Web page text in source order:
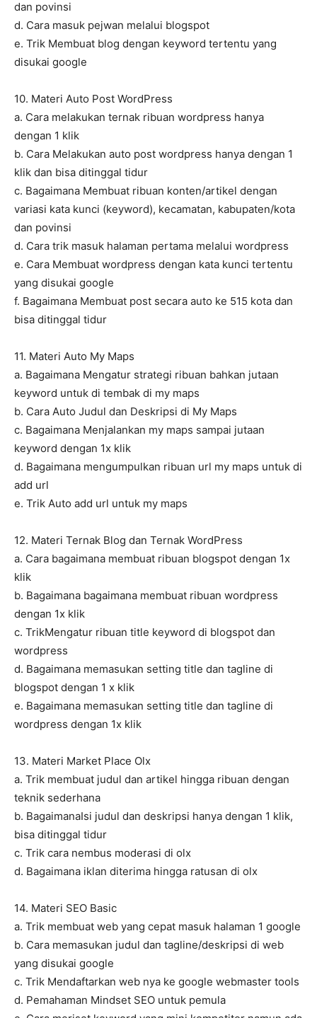
dan povinsi
d. Cara masuk pejwan melalui blogspot
e. Trik Membuat blog dengan keyword tertentu yang
disukai google
10. Materi Auto Post WordPress
a. Cara melakukan ternak ribuan wordpress hanya
dengan 1 klik
b. Cara Melakukan auto post wordpress hanya dengan 1
klik dan bisa ditinggal tidur
c. Bagaimana Membuat ribuan konten/artikel dengan
variasi kata kunci (keyword), kecamatan, kabupaten/kota
dan povinsi
d. Cara trik masuk halaman pertama melalui wordpress
e. Cara Membuat wordpress dengan kata kunci tertentu
yang disukai google
f. Bagaimana Membuat post secara auto ke 515 kota dan
bisa ditinggal tidur
11. Materi Auto My Maps
a. Bagaimana Mengatur strategi ribuan bahkan jutaan
keyword untuk di tembak di my maps
b. Cara Auto Judul dan Deskripsi di My Maps
c. Bagaimana Menjalankan my maps sampai jutaan
keyword dengan 1x klik
d. Bagaimana mengumpulkan ribuan url my maps untuk di
add url
e. Trik Auto add url untuk my maps
12. Materi Ternak Blog dan Ternak WordPress
a. Cara bagaimana membuat ribuan blogspot dengan 1x
klik
b. Bagaimana bagaimana membuat ribuan wordpress
dengan 1x klik
c. TrikMengatur ribuan title keyword di blogspot dan
wordpress
d. Bagaimana memasukan setting title dan tagline di
blogspot dengan 1 x klik
e. Bagaimana memasukan setting title dan tagline di
wordpress dengan 1x klik
13. Materi Market Place Olx
a. Trik membuat judul dan artikel hingga ribuan dengan
teknik sederhana
b. BagaimanaIsi judul dan deskripsi hanya dengan 1 klik,
bisa ditinggal tidur
c. Trik cara nembus moderasi di olx
d. Bagaimana iklan diterima hingga ratusan di olx
14. Materi SEO Basic
a. Trik membuat web yang cepat masuk halaman 1 google
b. Cara memasukan judul dan tagline/deskripsi di web
yang disukai google
c. Trik Mendaftarkan web nya ke google webmaster tools
d. Pemahaman Mindset SEO untuk pemula